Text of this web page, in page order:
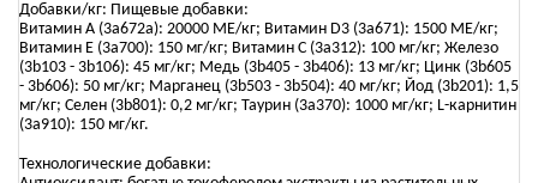
Добавки/кг: Пищевые добавки:
Витамин А (3а672а): 20000 МЕ/кг; Витамин D3 (3а671): 1500 МЕ/кг;
Витамин Е (3а700): 150 мг/кг; Витамин С (3а312): 100 мг/кг; Железо
(3b103 - 3b106): 45 мг/кг; Медь (3b405 - 3b406): 13 мг/кг; Цинк (3b605
- 3b606): 50 мг/кг; Марганец (3b503 - 3b504): 40 мг/кг; Йод (3b201): 1,5
мг/кг; Селен (3b801): 0,2 мг/кг; Таурин (3a370): 1000 мг/кг; L-карнитин
(3a910): 150 мг/кг.
Технологические добавки: